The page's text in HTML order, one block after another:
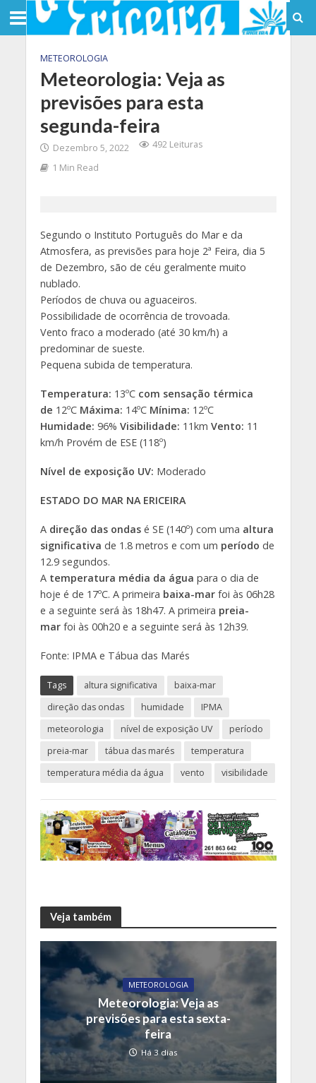
METEOROLOGIA
Meteorologia: Veja as
previsões para esta
segunda-feira
Dezembro 5, 2022
492 Leituras
1 Min Read
Segundo o Instituto Português do Mar e da
Atmosfera, as previsões para hoje 2ª Feira, dia 5
de Dezembro, são de céu geralmente muito
nublado.
Períodos de chuva ou aguaceiros.
Possibilidade de ocorrência de trovoada.
Vento fraco a moderado (até 30 km/h) a
predominar de sueste.
Pequena subida de temperatura.
Temperatura: 13ºC com sensação térmica
de 12ºC Máxima: 14ºC Mínima: 12ºC
Humidade: 96% Visibilidade: 11km Vento: 11
km/h Provém de ESE (118º)
Nível de exposição UV: Moderado
ESTADO DO MAR NA ERICEIRA
A direção das ondasé SE (140º) com uma altura
significativa de 1.8 metros e com um período de
12.9 segundos.
A temperatura média da água para o dia de
hoje é de 17ºC. A primeira baixa-marfoi às 06h28
e a seguinte será às 18h47. A primeira preia-
marfoi às 00h20 e a seguinte será às 12h39.
Fonte: IPMA e Tábua das Marés
Tags altura significativa
baixa-mar
direção das ondas
humidade
IPMA
meteorologia
nível de exposição UV
período
preia-mar
tábua das marés
temperatura
temperatura média da água
vento visibilidade
Veja também
METEOROLOGIA
Meteorologia: Veja as
previsões para esta sexta-
feira
Há 3 dias